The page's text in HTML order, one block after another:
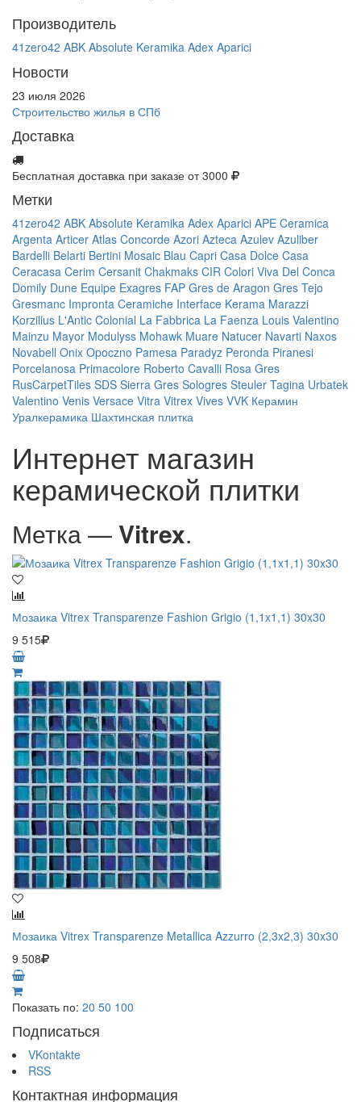
Производитель
41zero42 ABK Absolute Keramika Adex Aparici
Новости
23 июля 2026
Строительство жилья в СПб
Доставка
Бесплатная доставка при заказе от 3000
Метки
41zero42 ABK Absolute Keramika Adex Aparici APE Ceramica
Argenta Articer Atlas Concorde Azori Azteca Azulev Azuliber
Bardelli Belarti Bertini Mosaic Blau Capri Casa Dolce Casa
Ceracasa Cerim Cersanit Chakmaks CIR Colori Viva Del Conca
Domily Dune Equipe Exagres FAP Gres de Aragon Gres Tejo
Gresmanc Impronta Ceramiche Interface Kerama Marazzi
Korzilius L'Antic Colonial La Fabbrica La Faenza Louis Valentino
Mainzu Mayor Modulyss Mohawk Muare Natucer Navarti Naxos
Novabell Onix Opoczno Pamesa Paradyz Peronda Piranesi
Porcelanosa Primacolore Roberto Cavalli Rosa Gres
RusCarpetTiles SDS Sierra Gres Sologres Steuler Tagina Urbatek
Valentino Venis Versace Vitra Vitrex Vives VVK Керамин
Уралкерамика Шахтинская плитка
Интернет магазин
керамической плитки
Метка —Vitrex.
Мозаика Vitrex Transparenze Fashion Grigio (1,1x1,1) 30x30
9 515
Мозаика Vitrex Transparenze Metallica Azzurro (2,3x2,3) 30x30
9 508
Показать по: 20 50 100
Подписаться
VKontakte
RSS
Контактная информация